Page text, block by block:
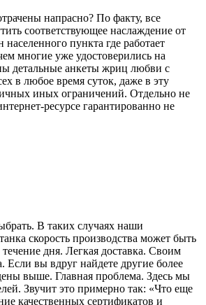
напрасно? По факту, все
соответствующее наслаждение от
пункта где работает
многие уже удостоверились на
детальные анкеты жриц любви с
в любое время суток, даже в эту
иных ограничений. Отдельно не
ресурсе гарантированно не
В таких случаях наши
скорость производства может быть
дня. Легкая доставка. Своим
вы вдруг найдете другие более
выше. Главная проблема. Здесь мы
Звучит это примерно так: «Что еще
качественных сертификатов и